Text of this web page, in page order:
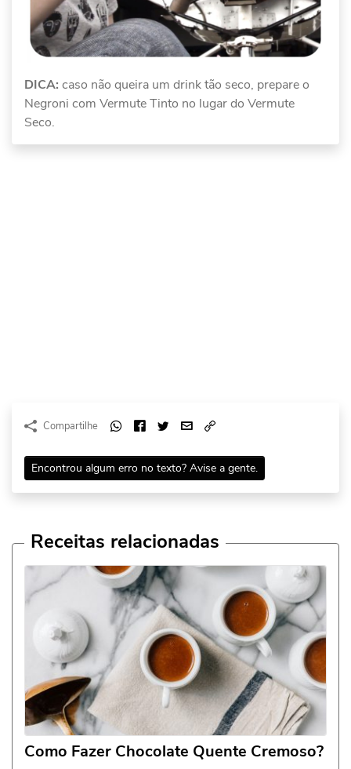
DICA: caso não queira um drink tão seco, prepare o
Negroni com Vermute Tinto no lugar do Vermute
Seco.
Compartilhe
Encontrou algum erro no texto? Avise a gente.
Receitas relacionadas
Como Fazer Chocolate Quente Cremoso?